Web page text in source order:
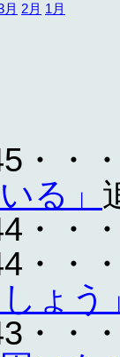
月 2月 1月
・・
る」
・・
・・
ょう
・・